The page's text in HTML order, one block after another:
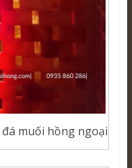
muối hồng ngoại